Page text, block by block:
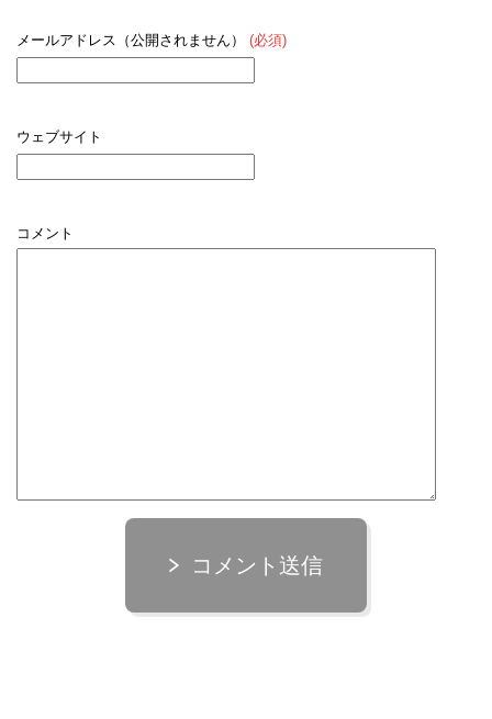
メールアドレス（公開されません） (必須)
ウェブサイト
コメント
コメント送信